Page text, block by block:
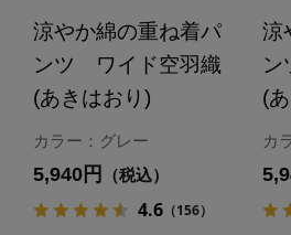
涼やか綿の重ね着パ
ンツ ワイド空羽織
(あきはおり)
カラー：グレー
5,940円 （税込）
4.6（156）
涼
(
カ